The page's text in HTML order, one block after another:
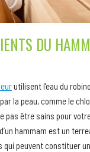
DU
utilisent l’eau du
la peau, comme le
pas être sains pour
hammam est un
peuvent constituer